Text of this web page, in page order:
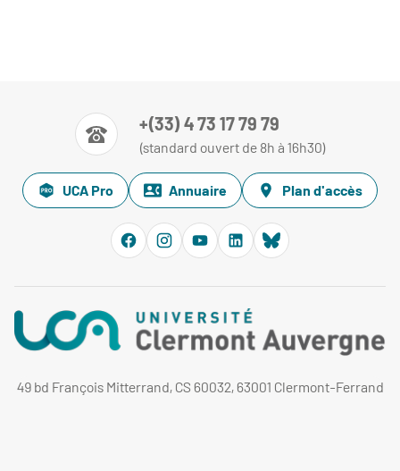
+(33) 4 73 17 79 79
(standard ouvert de 8h à 16h30)
UCA Pro Annuaire Plan d'accès
49 bd François Mitterrand, CS 60032, 63001 Clermont-Ferrand